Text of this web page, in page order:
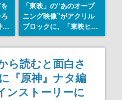
」
「東映」の“あのオープ
ニング映像”がアクリル
ブロックに。「東映ヒス
トリカル グッズコレクシ
ョン」が8月下旬より発
売
ら読むと面白さ
『原神』ナタ編
ンストーリーに